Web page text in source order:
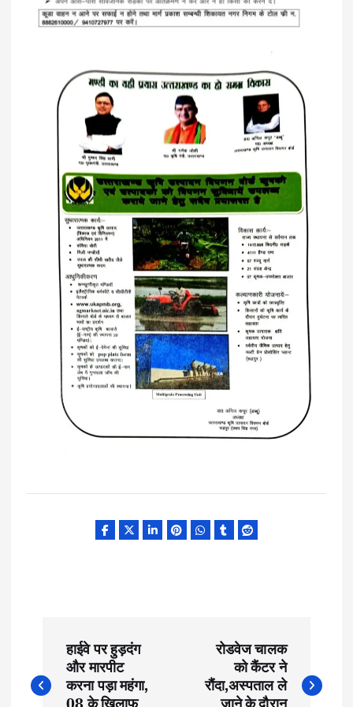
o
हाईवे पर हुड़दंग
और मारपीट
करना पड़ा महंगा,
08 के खिलाफ
रोडवेज चालक
को कैंटर ने
रौंदा,अस्पताल ले
जाने के दौरान